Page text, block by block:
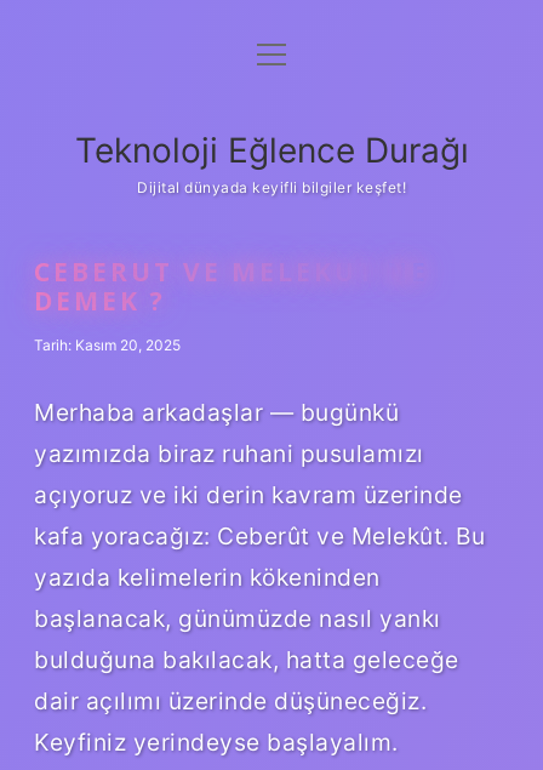
Anasayfa
Yasal Uyarı
menüyü
Teknoloji Eğlence Durağı
Dijital dünyada keyifli bilgiler keşfet!
CEBERUT VE MELEKUT NE
DEMEK ?
Tarih: Kasım 20, 2025
Merhaba arkadaşlar — bugünkü
yazımızda biraz ruhani pusulamızı
açıyoruz ve iki derin kavram üzerinde
kafa yoracağız: Ceberût ve Melekût. Bu
yazıda kelimelerin kökeninden
başlanacak, günümüzde nasıl yankı
bulduğuna bakılacak, hatta geleceğe
dair açılımı üzerinde düşüneceğiz.
Keyfiniz yerindeyse başlayalım.